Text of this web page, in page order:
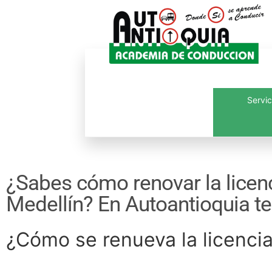
¿Sabes cómo renovar la
Medellín? En Autoantioquia
¿Cómo se renueva la